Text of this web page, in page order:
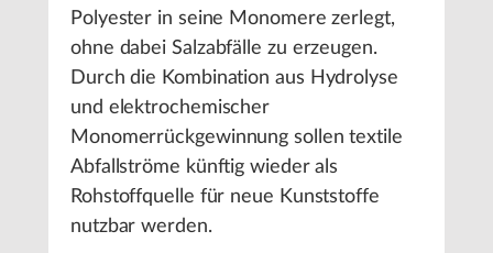
Polyester in seine Monomere zerlegt,
ohne dabei Salzabfälle zu erzeugen.
Durch die Kombination aus Hydrolyse
und elektrochemischer
Monomerrückgewinnung sollen textile
Abfallströme künftig wieder als
Rohstoffquelle für neue Kunststoffe
nutzbar werden.